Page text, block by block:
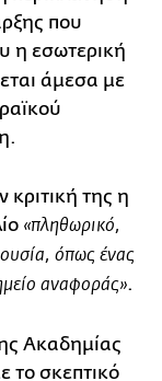
που
η εσωτερική
άμεσα με
της η
«πληθωρικό,
όπως ένας
αναφοράς».
Ακαδημίας
το σκεπτικό